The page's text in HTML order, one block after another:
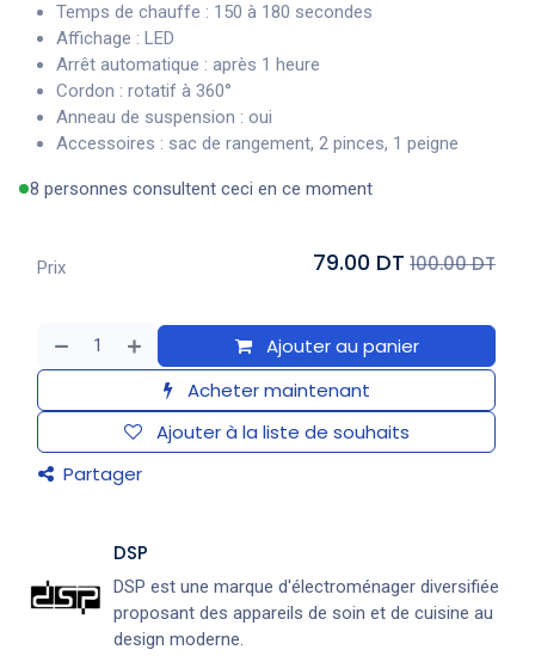
Temps de chauffe : 150 à 180 secondes
Affichage : LED
Arrêt automatique : après 1 heure
Cordon : rotatif à 360°
Anneau de suspension : oui
Accessoires : sac de rangement, 2 pinces, 1 peigne
8 personnes consultent ceci en ce moment
Ajouter au panier
Acheter maintenant
Ajouter à la liste de souhaits
Partager
Prix 79.00 DT 100.00 DT
DSP
DSP est une marque d'électroménager diversifiée
proposant des appareils de soin et de cuisine au
design moderne.